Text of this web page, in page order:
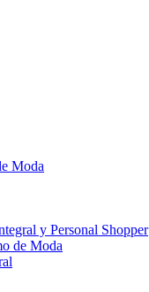
Moda
y Personal Shopper
de Moda